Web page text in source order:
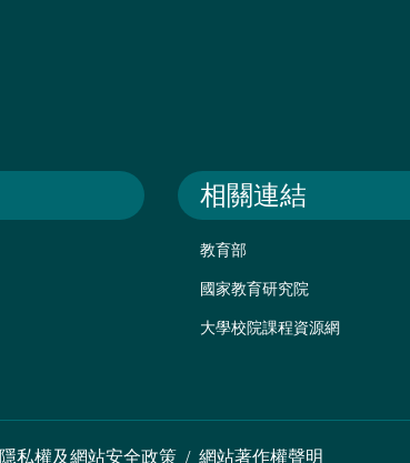
相關連結
教育部
國家教育研究院
大學校院課程資源網
隱私權及網站安全政策 / 網站著作權聲明